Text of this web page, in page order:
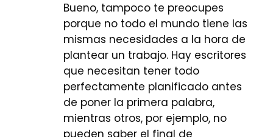
Bueno, tampoco te preocupes
porque no todo el mundo tiene las
mismas necesidades a la hora de
plantear un trabajo. Hay escritores
que necesitan tener todo
perfectamente planificado antes
de poner la primera palabra,
mientras otros, por ejemplo, no